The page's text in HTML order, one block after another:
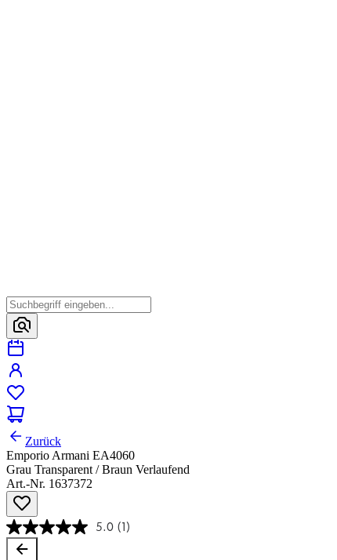
Zurück
Emporio Armani EA4060
Grau Transparent / Braun Verlaufend
Art.-Nr. 1637372
5.0 (1)